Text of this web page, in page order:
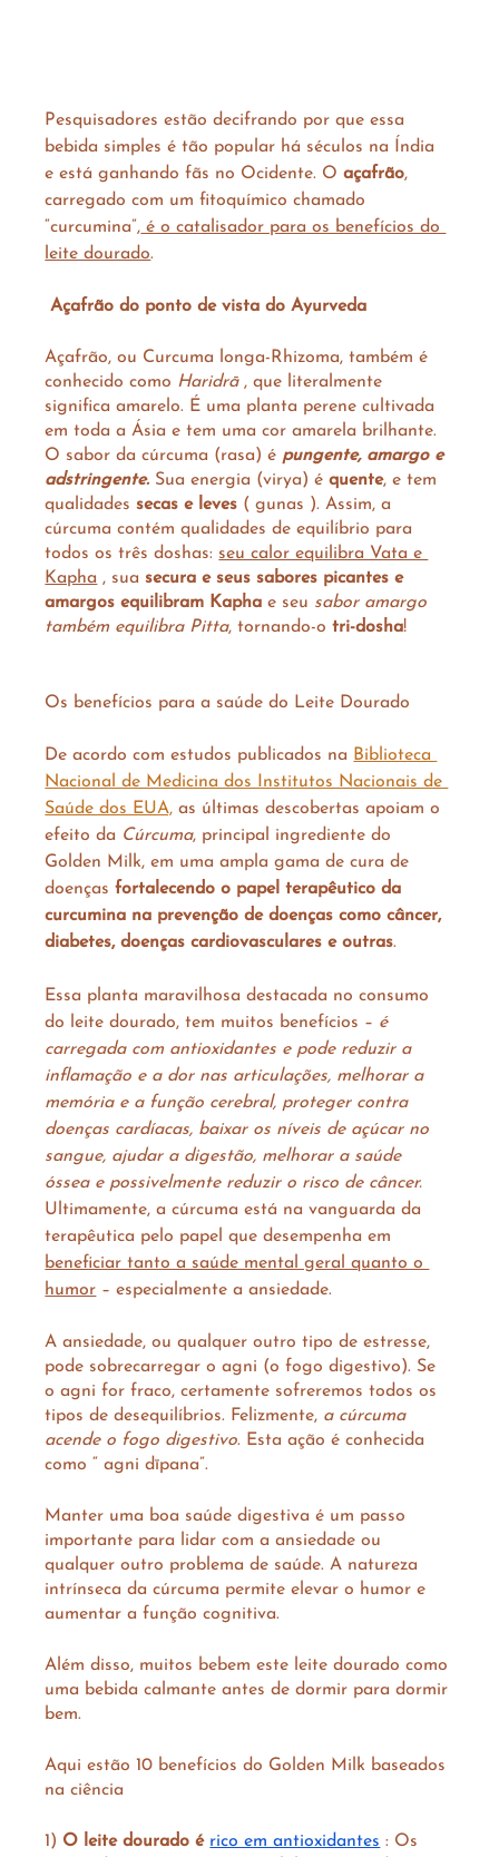
Pesquisadores estão decifrando por que essa
bebida simples é tão popular há séculos na Índia
e está ganhando fãs no Ocidente. O açafrão,
carregado com um fitoquímico chamado
“curcumina”, é o catalisador para os benefícios do
leite dourado.
Açafrão do ponto de vista do Ayurveda
Açafrão, ou Curcuma longa-Rhizoma, também é
conhecido como Haridrā , que literalmente
significa amarelo. É uma planta perene cultivada
em toda a Ásia e tem uma cor amarela brilhante.
O sabor da cúrcuma (rasa) é pungente, amargo e
adstringente. Sua energia (virya) é quente, e tem
qualidades secas e leves ( gunas ).⁠ Assim, a
cúrcuma contém qualidades de equilíbrio para
todos os três doshas: seu calor equilibra Vata e
Kapha , sua secura e seus sabores picantes e
amargos equilibram Kapha e seu sabor amargo
também equilibra Pitta, tornando-o tri-dosha!
Os benefícios para a saúde do Leite Dourado
De acordo com estudos publicados na Biblioteca
Nacional de Medicina dos Institutos Nacionais de
Saúde dos EUA, as últimas descobertas apoiam o
efeito da Cúrcuma, principal ingrediente do
Golden Milk, em uma ampla gama de cura de
doenças fortalecendo o papel terapêutico da
curcumina na prevenção de doenças como câncer,
diabetes, doenças cardiovasculares e outras.
Essa planta maravilhosa destacada no consumo
do leite dourado, tem muitos benefícios – é
carregada com antioxidantes e pode reduzir a
inflamação e a dor nas articulações, melhorar a
memória e a função cerebral, proteger contra
doenças cardíacas, baixar os níveis de açúcar no
sangue, ajudar a digestão, melhorar a saúde
óssea e possivelmente reduzir o risco de câncer.
Ultimamente, a cúrcuma está na vanguarda da
terapêutica pelo papel que desempenha em
beneficiar tanto a saúde mental geral quanto o
humor – especialmente a ansiedade. ⁠
A ansiedade, ou qualquer outro tipo de estresse,
pode sobrecarregar o agni (o fogo digestivo). Se
o agni for fraco, certamente sofreremos todos os
tipos de desequilíbrios. Felizmente, a cúrcuma
acende o fogo digestivo. Esta ação é conhecida
como “ agni dīpana”.
Manter uma boa saúde digestiva é um passo
importante para lidar com a ansiedade ou
qualquer outro problema de saúde. A natureza
intrínseca da cúrcuma permite elevar o humor e
aumentar a função cognitiva.
Além disso, muitos bebem este leite dourado como
uma bebida calmante antes de dormir para dormir
bem.
Aqui estão 10 benefícios do Golden Milk baseados
na ciência
1) O leite dourado é rico em antioxidantes : Os